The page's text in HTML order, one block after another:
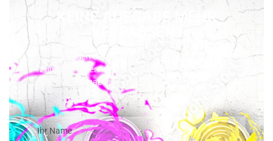
KEINE AUSGABE MEHR
Melden Sie sich noch heute für unseren
Erinnerungsservice an und seien Sie dabei, wenn die
nächste Ausgabe der WOHNTRAUMAUTO Lifestyle
erscheint!